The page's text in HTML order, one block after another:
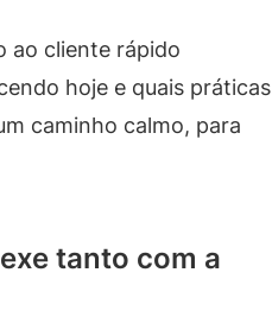
ao cliente rápido
hoje e quais práticas
caminho calmo, para
tanto com a